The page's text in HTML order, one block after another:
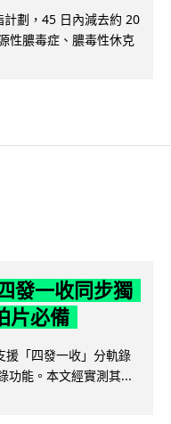
劃，45 日內減去約 20
性膿毒症、膿毒性休克
發一收同步獨
片必備
「四發一收」分軌錄
功能。本文經實測其...